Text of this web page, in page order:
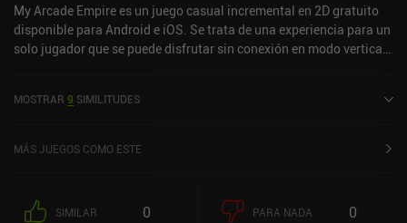
My Arcade Empire es un juego casual incremental en 2D gratuito
disponible para Android e iOS. Se trata de una experiencia para un
solo jugador que se puede disfrutar sin conexión en modo vertical.
en la App Store de iOS.
MOSTRAR 9 SIMILITUDES
MÁS JUEGOS COMO ESTE
SIMILAR 0 PARA NADA 0